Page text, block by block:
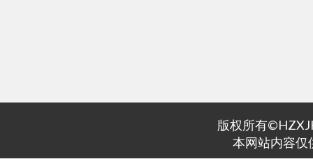
版权所有
本网站内容仅